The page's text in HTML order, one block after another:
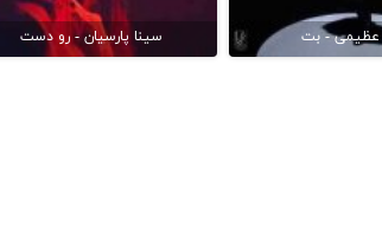
عظیمی - بت سینا پارسیان - رو دست